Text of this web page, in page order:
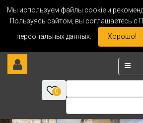
Мы используем файлы cookie и
Пользуясь сайтом, вы соглашаетесь с
персональных данных.
Хорошо!
0